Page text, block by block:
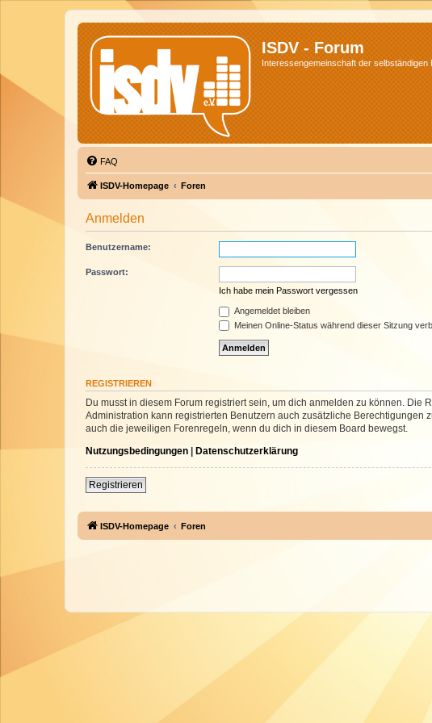
ISDV - Forum
Interessengemeinschaft der
FAQ
ISDV-Homepage Foren
Anmelden
Benutzername:
Passwort:
Ich habe mein Passwort vergessen
Angemeldet bleiben
Meinen Online-Status während dieser Sitzung
REGISTRIEREN
Du musst in diesem Forum registriert sein, um dich anmelden zu können.
Administration kann registrierten Benutzern auch zusätzliche
auch die jeweiligen Forenregeln, wenn du dich in diesem Board bewegst.
Nutzungsbedingungen | Datenschutzerklärung
Registrieren
ISDV-Homepage Foren